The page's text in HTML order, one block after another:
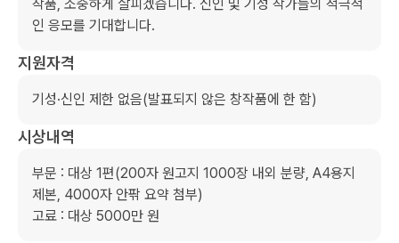
작품, 소중하게 살피겠습니다. 신인 및 기성 작가들의 적극적
인 응모를 기대합니다.
지원자격
기성·신인 제한 없음(발표되지 않은 창작품에 한 함)
시상내역
부문 : 대상 1편(200자 원고지 1000장 내외 분량, A4용지
제본, 4000자 안팎 요약 첨부)
고료 : 대상 5000만 원